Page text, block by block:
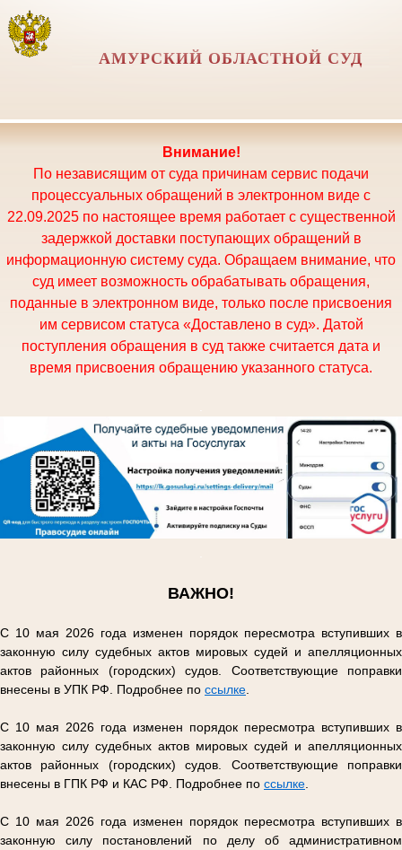
АМУРСКИЙ ОБЛАСТНОЙ СУД
Внимание!
По независящим от суда причинам сервис подачи
процессуальных обращений в электронном виде с
22.09.2025 по настоящее время работает с существенной
задержкой доставки поступающих обращений в
информационную систему суда. Обращаем внимание, что
суд имеет возможность обрабатывать обращения,
поданные в электронном виде, только после присвоения
им сервисом статуса «Доставлено в суд». Датой
поступления обращения в суд также считается дата и
время присвоения обращению указанного статуса.
ВАЖНО!
С 10 мая 2026 года изменен порядок пересмотра вступивших в
законную силу судебных актов мировых судей и апелляционных
актов районных (городских) судов. Соответствующие поправки
внесены в УПК РФ. Подробнее по ссылке
С 10 мая 2026 года изменен порядок пересмотра вступивших в
законную силу судебных актов мировых судей и апелляционных
актов районных (городских) судов. Соответствующие поправки
внесены в ГПК РФ и КАС РФ. Подробнее по ссылке
С 10 мая 2026 года изменен порядок пересмотра вступивших в
законную силу постановлений по делу об административном